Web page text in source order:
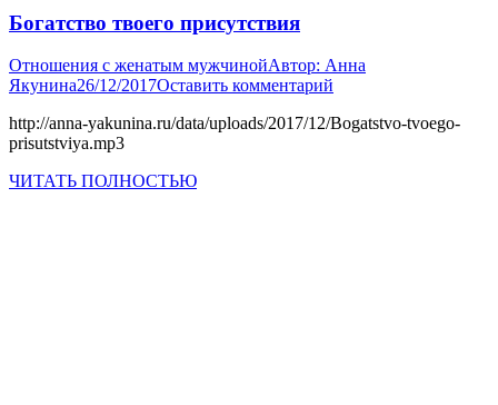
Богатство твоего присутствия
Отношения с женатым мужчинойАвтор: Анна
Якунина26/12/2017Оставить комментарий
http://anna-yakunina.ru/data/uploads/2017/12/Bogatstvo-tvoego-
prisutstviya.mp3
ЧИТАТЬ ПОЛНОСТЬЮ